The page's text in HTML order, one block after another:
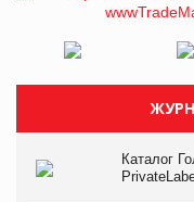
Каталог